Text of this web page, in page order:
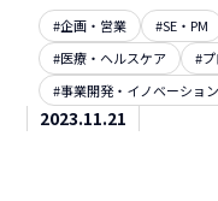
#企画・営業 #SE・PM
#医療・ヘルスケア
#
#事業開発・イノベーション
2023.11.21